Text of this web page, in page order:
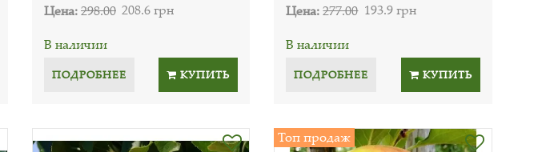
Цена:298.00 208.6 грн
В наличии
ПОДРОБНЕЕ КУПИТЬ
Цена:277.00 193.9 грн
В наличии
ПОДРОБНЕЕ КУПИТЬ
Топ продаж